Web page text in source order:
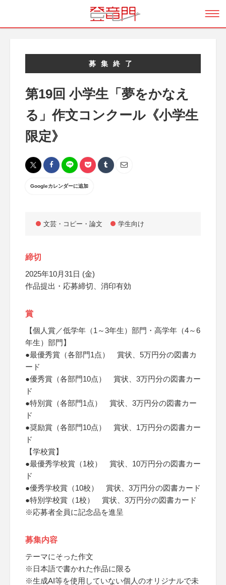
募集終了
第19回 小学生「夢をかなえ
る」作文コンクール《小学生
限定》
Googleカレンダーに追加
文芸・コピー・論文 学生向け
締切
2025年10月31日 (金)
作品提出・応募締切、消印有効
賞
【個人賞／低学年（1～3年生）部門・高学年（4～6
年生）部門】
●最優秀賞（各部門1点） 賞状、5万円分の図書カ
ード
●優秀賞（各部門10点） 賞状、3万円分の図書カー
ド
●特別賞（各部門1点） 賞状、3万円分の図書カー
ド
●奨励賞（各部門10点） 賞状、1万円分の図書カー
ド
【学校賞】
●最優秀学校賞（1校） 賞状、10万円分の図書カー
ド
●優秀学校賞（10校） 賞状、3万円分の図書カード
●特別学校賞（1校） 賞状、3万円分の図書カード
※応募者全員に記念品を進呈
募集内容
テーマにそった作文
※日本語で書かれた作品に限る
※生成AI等を使用していない個人のオリジナルで未